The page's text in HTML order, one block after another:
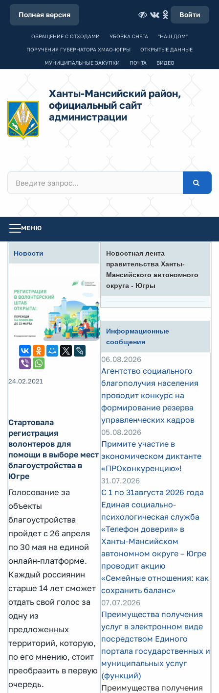
Полная версия Войти
ОБРАЩЕНИЕ С ОТХОДАМИ УБОРКА СНЕГА "НАШ ДОМ"
ПОРУЧЕНИЯ ГУБЕРНАТОРА ХМАО-ЮГРЫ ОТКРЫТЫЕ ДАННЫЕ
МУНИЦИПАЛЬНЫЕ ЗАКУПКИ ПОЧТА ВИДЕО
Ханты-Мансийский район,
официальный сайт
администрации
МЕНЮ
Новости
24.02.2021
Стартовала
регистрация
волонтеров для
помощи в выборе мест
благоустройства в
Югре
Голосование за
объекты
благоустройства
пройдет с 26 апреля
по 30 мая на единой
онлайн-платформе.
Каждый россиянин
старше 14 лет сможет
отдать свой голос за
одну из
предложенных
территорий, которую,
по его мнению, стоит
преобразить в первую
очередь.
Новостная лента
правительства Ханты-
Мансийского автономного
округа - Югры
Информационные
сообщения
06.08.2026
Агентство социального
благополучия населения
проводит конкурс на
формирование резерва
управленческих кадров
05.08.2026
Примите участие в
экономическом диктанте
«ПРОконкуренцию»!
31.07.2026
С 1 по 31августа 2026 года
Единая социально-
психологическая служба
«Телефон доверия» в
Ханты-Мансийском
автономном округе – Югре
проводит акцию
«Семейные отношения: как
сохранить баланс»
07.07.2026
Преимущества получения
услуг в электронном виде
посредством Единого
портала государственных и
муниципальных услуг
(функций)
Преимущества получения